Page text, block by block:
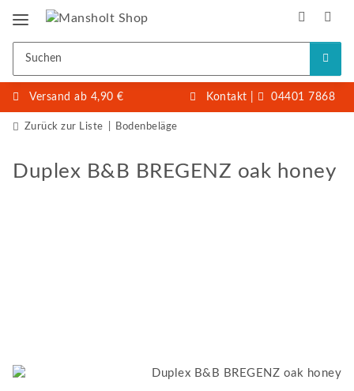
Versand ab 4,90 € Kontakt 04401 7868
Zurück zur Liste Bodenbeläge
Duplex B&B BREGENZ oak honey